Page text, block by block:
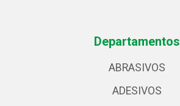
Departamentos
ABRASIVOS
ADESIVOS